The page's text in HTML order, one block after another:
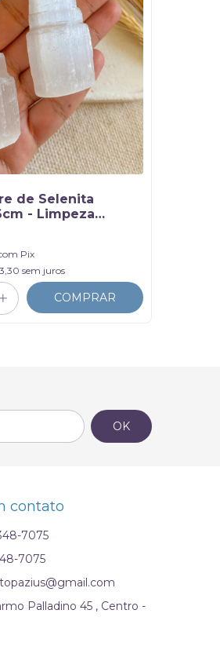
de Selenita
- Limpeza
Pix
sem juros
COMPRAR
contato
7075
7075
Palladino 45 , Centro -